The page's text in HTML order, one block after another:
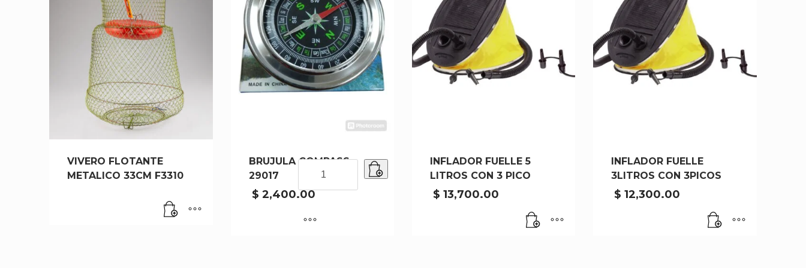
VIVERO FLOTANTE
METALICO 33CM F3310
BRUJULA COMPASS
29017
$ 2,400.00
COMPASS
29017
INFLADOR FUELLE 5
LITROS CON 3 PICO
$ 13,700.00
INFLADOR FUELLE
3LITROS CON 3PICOS
$ 12,300.00